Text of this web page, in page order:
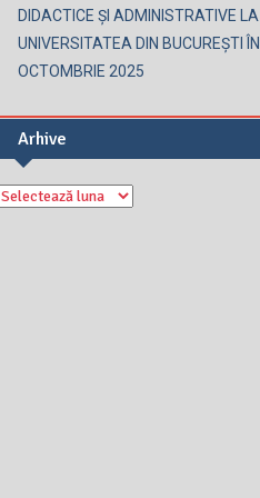
DIDACTICE ȘI ADMINISTRATIVE LA
UNIVERSITATEA DIN BUCUREȘTI
OCTOMBRIE 2025
Arhive
Arhive